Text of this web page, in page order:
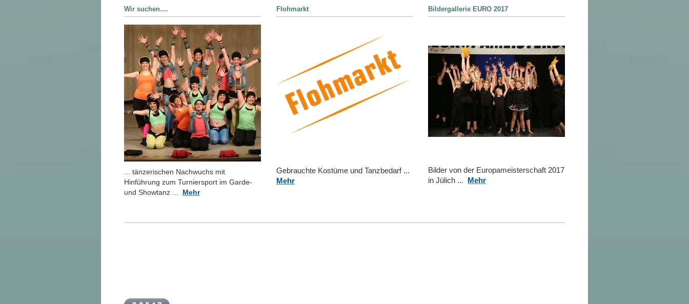
Wir suchen....
... tänzerischen Nachwuchs mit
Hinführung zum Turniersport im Garde-
und Showtanz ...
Mehr
Flohmarkt
Gebrauchte Kostüme und Tanzbedarf ...
Mehr
Bildergallerie EURO 2017
Bilder von der Europameisterschaft 2017
in Jülich ... Mehr